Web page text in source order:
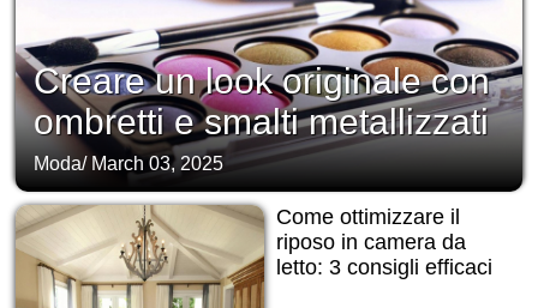
Creare un look originale con
ombretti e smalti metallizzati
Moda/ March 03, 2025
Come ottimizzare il
riposo in camera da
letto: 3 consigli efficaci